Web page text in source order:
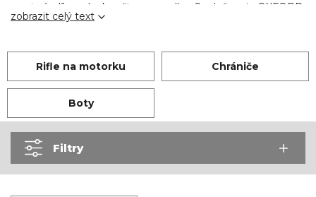
servisní díly, zámky či zavazadla. Společnost OXFORD,
založená v roce 1973, je nyní jedním z předních světových
základny v Oxfordshire distribuje přibližně 100 partnerům po
celém světě a má svou dceřinou společnost v Jacksonville.
zobrazit celý text
Rifle na motorku Chrániče
Boty
Filtry